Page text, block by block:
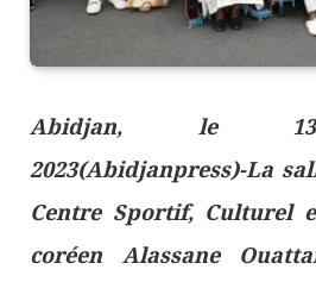
Abidjan, le 13
2023(Abidjanpress)-La
Centre Sportif, Culturel
coréen Alassane